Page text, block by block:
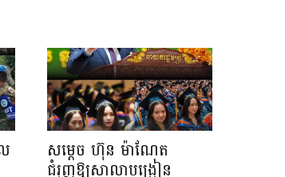
សម្តេច ហ៊ុន ម៉ាណែត
ជំរុញឱ្យសាលាបង្រៀន